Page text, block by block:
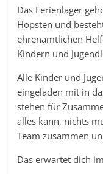
Das Ferienlager
Hopsten und
ehrenamtlichen
Kindern und
Alle Kinder und
eingeladen mit in
stehen für
alles kann, nichts
Team zusammen
Das erwartet dich